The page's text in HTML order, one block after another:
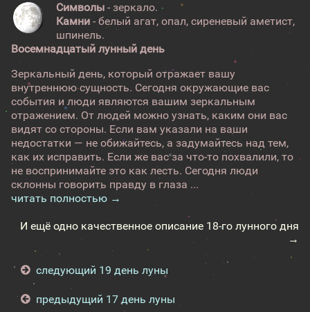
Символы - зеркало.
Камни - белый агат, опал, сиреневый аметист,
шпинель.
Восемнадцатый лунный день
Зеркальный день, который отражает вашу
внутреннюю сущность. Сегодня окружающие вас
события и люди являются вашим зеркальным
отражением. От людей можно узнать, каким они вас
видят со стороны. Если вам указали на ваши
недостатки — не обижайтесь, а задумайтесь над тем,
как их исправить. Если же вас за что-то похвалили, то
не воспринимайте это как лесть. Сегодня люди
склонны говорить правду в глаза ...
читать полностью →
И ещё одно качественное описание 18-го лунного дня
→
следующий 19 день луны
предыдущий 17 день луны